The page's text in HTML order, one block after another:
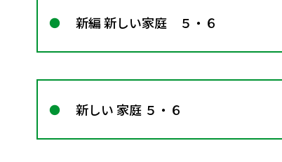
新編 新しい家庭 ５・６
新しい 家庭 ５・６